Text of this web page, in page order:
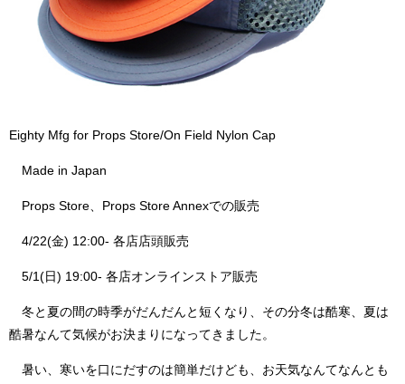
Eighty Mfg for Props Store/On Field Nylon Cap
Made in Japan
Props Store、Props Store Annexでの販売
4/22(金) 12:00- 各店店頭販売
5/1(日) 19:00- 各店オンラインストア販売
冬と夏の間の時季がだんだんと短くなり、その分冬は酷寒、夏は
酷暑なんて気候がお決まりになってきました。
暑い、寒いを口にだすのは簡単だけども、お天気なんてなんとも